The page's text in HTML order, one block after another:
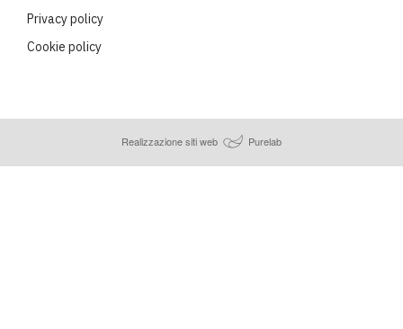
Privacy policy
Cookie policy
Realizzazione siti web Purelab